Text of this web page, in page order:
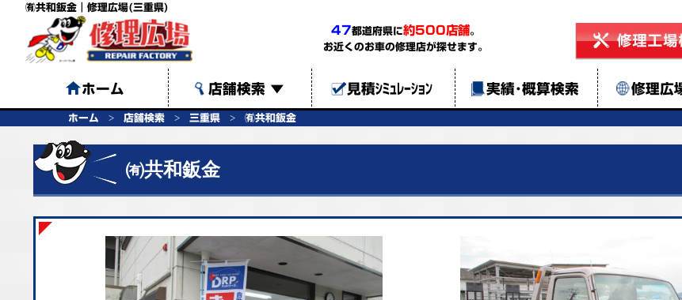
㈲共和鈑金｜修理広場(三重県)
47都道府県に約500店舗。
お近くのお車の修理店が探せます。
ホーム 店舗検索 ▼ 見積ｼﾐｭﾚｰｼｮﾝ 実績･概算検索 修理広
ホーム 店舗検索 三重県 ㈲共和鈑金
㈲共和鈑金